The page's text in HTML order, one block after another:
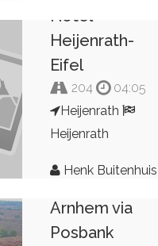
Hotel
Heijenrath-
Eifel
204
04:05
Heijenrath
Heijenrath
Henk Buitenhuis
Arnhem via
Posbank